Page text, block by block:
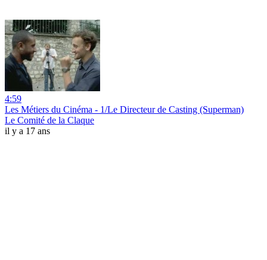
4:59
Les Métiers du Cinéma - 1/Le Directeur de Casting (Superman)
Le Comité de la Claque
il y a 17 ans